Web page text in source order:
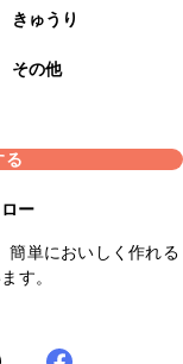
きゅうり
その他
る
ー
簡単においしく作れる
す。